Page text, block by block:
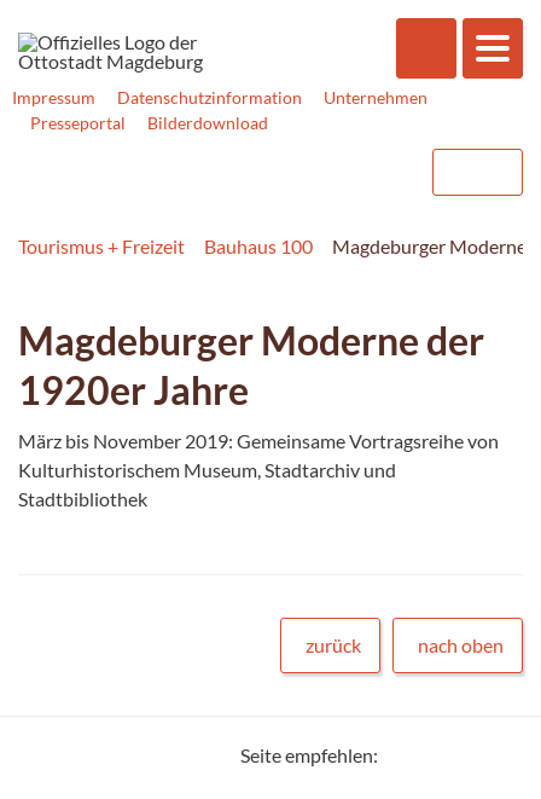
Impressum Datenschutzinformation
Unternehmen
Presseportal
Bilderdownload
Tourismus + Freizeit Bauhaus 100 Magdeburger Moderne
Magdeburger Moderne der
1920er Jahre
März bis November 2019: Gemeinsame Vortragsreihe von
Kulturhistorischem Museum, Stadtarchiv und
Stadtbibliothek
zurück nach oben
Seite empfehlen: